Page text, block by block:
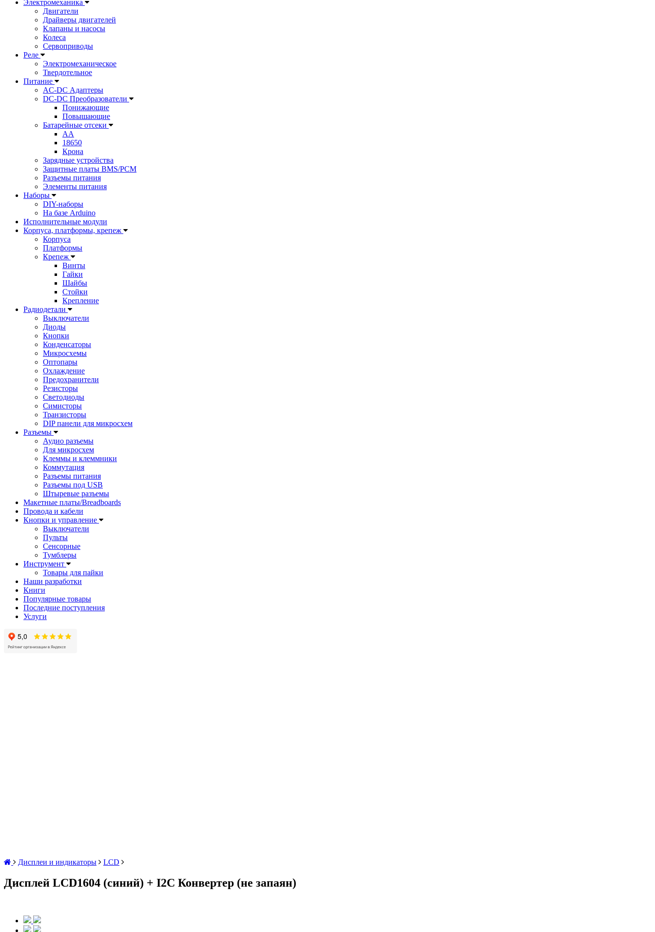
Электромеханика
Двигатели
Драйверы двигателей
Клапаны и насосы
Колеса
Сервоприводы
Реле
Электромеханическое
Твердотельное
Питание
AC-DC Адаптеры
DC-DC Преобразователи
Понижающие
Повышающие
Батарейные отсеки
AA
18650
Крона
Зарядные устройства
Защитные платы BMS/PCM
Разъемы питания
Элементы питания
Наборы
DIY-наборы
На базе Arduino
Исполнительные модули
Корпуса, платформы, крепеж
Корпуса
Платформы
Крепеж
Винты
Гайки
Шайбы
Стойки
Крепление
Радиодетали
Выключатели
Диоды
Кнопки
Конденсаторы
Микросхемы
Оптопары
Охлаждение
Предохранители
Резисторы
Светодиоды
Симисторы
Транзисторы
DIP панели для микросхем
Разъемы
Аудио разъемы
Для микросхем
Клеммы и клеммники
Коммутация
Разъемы питания
Разъемы под USB
Штыревые разъемы
Макетные платы/Breadboards
Провода и кабели
Кнопки и управление
Выключатели
Пульты
Сенсорные
Тумблеры
Инструмент
Товары для пайки
Наши разработки
Книги
Популярные товары
Последние поступления
Услуги
Дисплеи и индикаторы LCD
Дисплей LCD1604 (синий) + I2C Конвертер (не запаян)